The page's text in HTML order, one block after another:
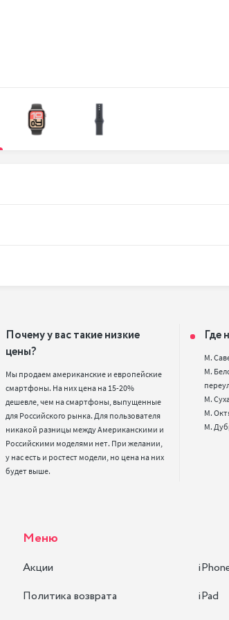
Почему у вас такие низкие
цены?
Мы продаем американские и европейские
смартфоны. На них цена на 15-20%
дешевле, чем на смартфоны, выпущенные
для Российского рынка. Для пользователя
никакой разницы между Американскими и
Российскими моделями нет. При желании,
у нас есть и ростест модели, но цена на них
будет выше.
Где
М.
М.
М.
М.
Меню
Акции
Политика возврата
iPad